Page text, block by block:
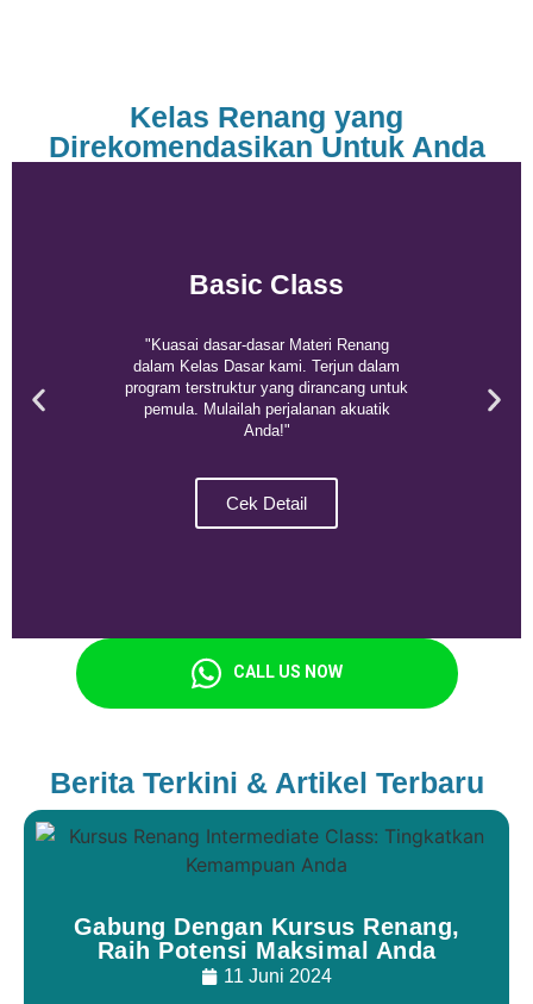
Kelas Renang yang
Direkomendasikan Untuk Anda
Basic Class
"Kuasai dasar-dasar Materi Renang
dalam Kelas Dasar kami. Terjun dalam
program terstruktur yang dirancang untuk
pemula. Mulailah perjalanan akuatik
Anda!"
Cek Detail
CALL US NOW
Berita Terkini & Artikel Terbaru
Gabung Dengan Kursus Renang,
Raih Potensi Maksimal Anda
11 Juni 2024